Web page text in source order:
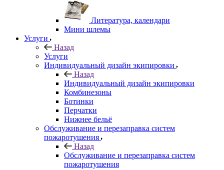
Литература, календари
Мини шлемы
Услуги
Назад
Услуги
Индивидуальный дизайн экипировки
Назад
Индивидуальный дизайн экипировки
Комбинезоны
Ботинки
Перчатки
Нижнее бельё
Обслуживание и перезаправка систем
пожаротушения
Назад
Обслуживание и перезаправка систем
пожаротушения